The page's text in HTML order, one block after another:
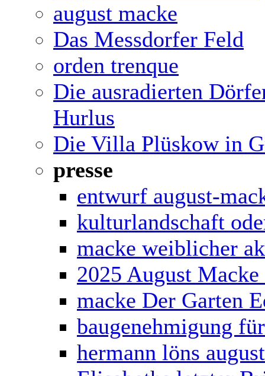
august macke
Das Messdorfer Feld
orden trenque
Die ausradierten
Hurlus
Die Villa Plüskow in
presse
entwurf august-
kulturlandschaft
macke weiblicher
2025 August
macke Der Garten
baugenehmigung
hermann löns